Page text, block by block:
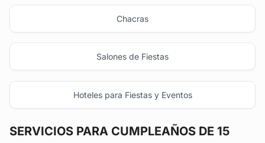
Chacras
Salones de Fiestas
Hoteles para Fiestas y Eventos
SERVICIOS PARA CUMPLEAÑOS DE 15